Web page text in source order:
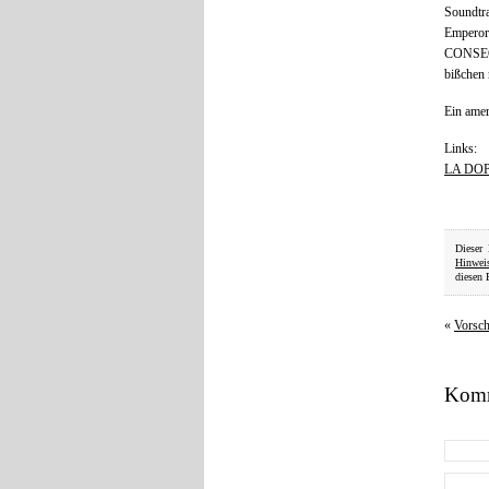
bißchen
Ein
Links:
LA
Dieser
diesen
«